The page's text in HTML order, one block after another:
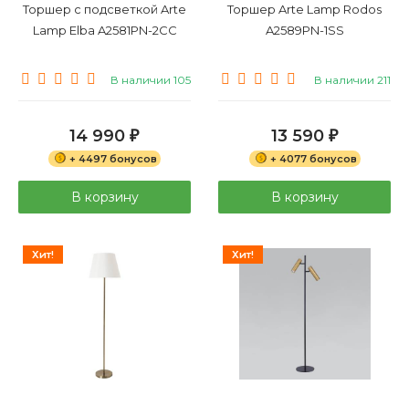
Торшер с подсветкой Arte
Lamp Elba A2581PN-2CC
В наличии 105
14 990 ₽
+ 4497 бонусов
В корзину
Торшер Arte Lamp Rodos
A2589PN-1SS
В наличии 211
13 590 ₽
+ 4077 бонусов
В корзину
Хит! Хит!